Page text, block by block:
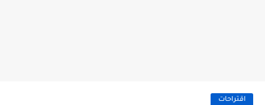
اقتراحات